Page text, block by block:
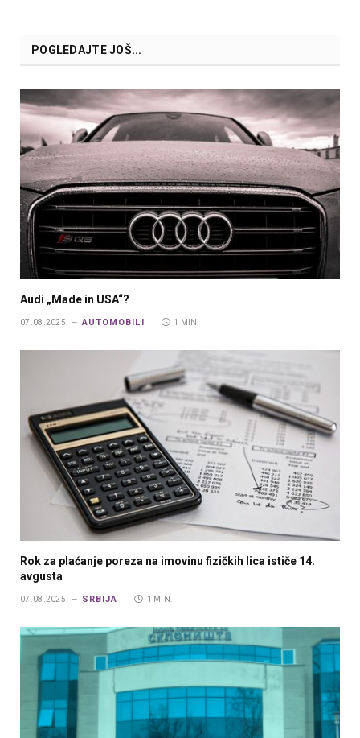
POGLEDAJTE JOŠ...
Audi „Made in USA“?
07.08.2025. AUTOMOBILI 1 MIN.
Rok za plaćanje poreza na imovinu fizičkih lica ističe 14.
avgusta
07.08.2025. SRBIJA 1 MIN.